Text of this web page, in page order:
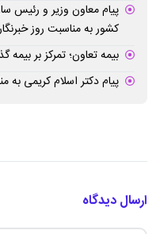
پیام معاون وزیر و رئیس
کشور به مناسبت روز
بیمه تعاون؛ تمرکز بر بیمه
پیام دکتر اسلام کریمی به
ارسال دیدگاه